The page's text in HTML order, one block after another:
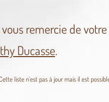
remercie de
Ducasse.
liste n’est pas à jour mais il est